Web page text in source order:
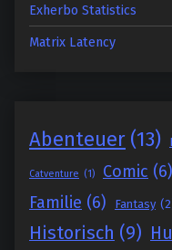
Exherbo Statistics
Matrix Latency
Abenteuer (13)
Catventure (1) Comic (6)
Familie (6) Fantasy
Historisch (9)